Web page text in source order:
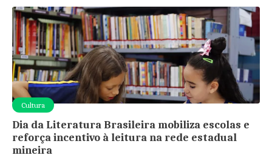
Cultura
Dia da Literatura Brasileira mobiliza escolas e
reforça incentivo à leitura na rede estadual
mineira